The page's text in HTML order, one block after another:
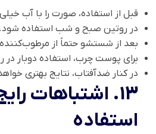
قبل از استفاده، صورت را با آب
در روتین صبح و شب استفاده شود.
بعد از شستشو حتماً از
برای پوست چرب، استفاده دوبار در
در کنار ضدآفتاب، نتایج بهتری
13. اشتباهات
استفاده